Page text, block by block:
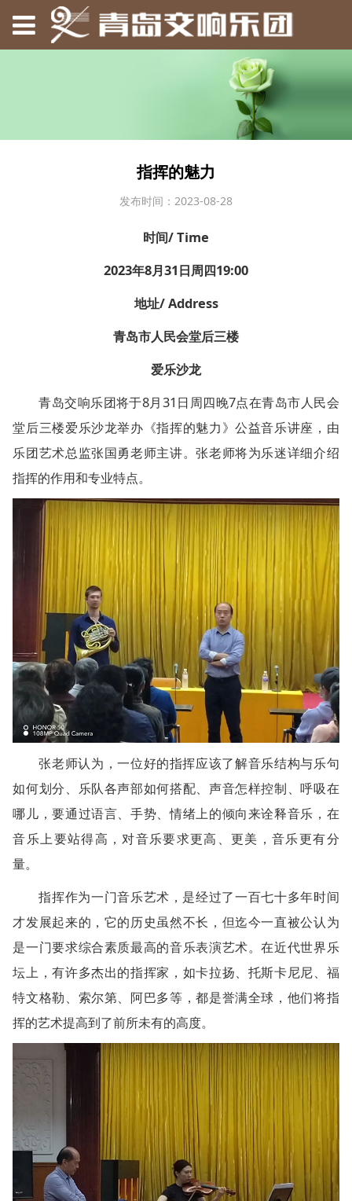
指挥的魅力
发布时间：2023-08-28
时间/ Time
2023年8月31日周四19:00
地址/ Address
青岛市人民会堂后三楼
爱乐沙龙
青岛交响乐团将于8月31日周四晚7点在青岛市人民会
堂后三楼爱乐沙龙举办《指挥的魅力》公益音乐讲座，由
乐团艺术总监张国勇老师主讲。张老师将为乐迷详细介绍
指挥的作用和专业特点。
张老师认为，一位好的指挥应该了解音乐结构与乐句
如何划分、乐队各声部如何搭配、声音怎样控制、呼吸在
哪儿，要通过语言、手势、情绪上的倾向来诠释音乐，在
音乐上要站得高，对音乐要求更高、更美，音乐更有分
量。
指挥作为一门音乐艺术，是经过了一百七十多年时间
才发展起来的，它的历史虽然不长，但迄今一直被公认为
是一门要求综合素质最高的音乐表演艺术。在近代世界乐
坛上，有许多杰出的指挥家，如卡拉扬、托斯卡尼尼、福
特文格勒、索尔第、阿巴多等，都是誉满全球，他们将指
挥的艺术提高到了前所未有的高度。